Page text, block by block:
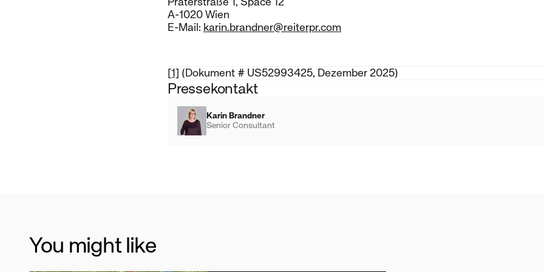
A-1020 Wien
E-Mail: karin.brandner@reiterpr.com
[1] (Dokument # US52993425, Dezember 2025)
Pressekontakt
Karin Brandner
Senior Consultant
You might like